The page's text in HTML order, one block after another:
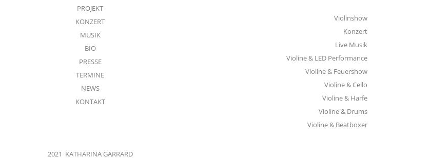
PROJEKT
KONZERT
MUSIK
BIO
PRESSE
TERMINE
NEWS
KONTAKT
2021 KATHARINA GARRARD
Violinshow
Konzert
Live Musik
Violine & LED Performance
Violine & Feuershow
Violine & Cello
Violine & Harfe
Violine & Drums
Violine & Beatboxer